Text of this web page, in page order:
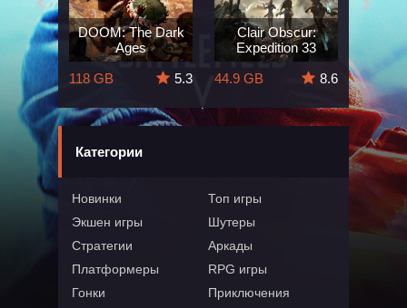
The
5.7
DOOM: The Dark
Ages
118 GB
5.3
Clair Obscur:
Expedition 33
44.9 GB
8.6
164 GB
Категории
Новинки
Топ игры
Экшен игры
Шутеры
Стратегии
Аркады
Платформеры
RPG игры
Гонки
Приключения